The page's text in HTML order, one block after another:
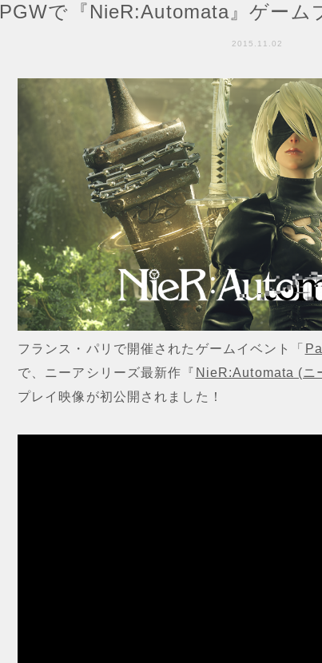
PGWで『NieR:Automata』ゲーム
2015.11.02
フランス・パリで開催されたゲームイベント「
で、ニーアシリーズ最新作『 NieR:Automata (ニ
プレイ映像が初公開されました！